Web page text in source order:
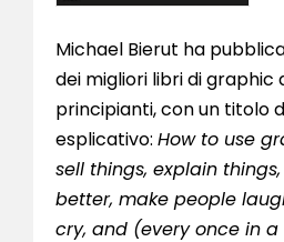
Michael Bierut ha
dei migliori libri di graphic
principianti, con un titolo
esplicativo: How to use
sell things, explain
better, make people
cry, and (every once in